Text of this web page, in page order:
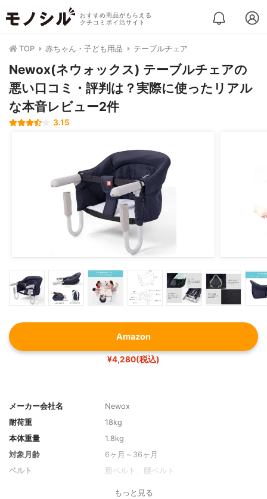
おすすめ商品がもらえる
クチコミポイ活サイト
TOP 赤ちゃん・子ども用品 テーブルチェア
Newox(ネウォックス) テーブルチェアの
悪い口コミ・評判は？実際に使ったリアル
な本音レビュー2件
3.15
Amazon
¥4,280(税込)
メーカー会社名
Newox
耐荷重
18kg
本体重量
1.8kg
対象月齢
6ヶ月～36ヶ月
ベルト
股ベルト、腰ベルト
もっと見る